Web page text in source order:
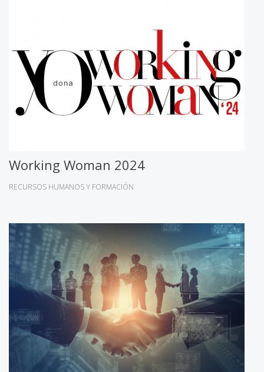
Working Woman 2024
RECURSOS HUMANOS Y FORMACIÓN